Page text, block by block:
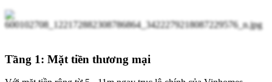
Tầng 1: Mặt tiền thương mại